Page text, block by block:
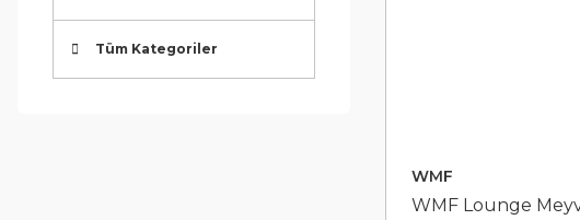
Tüm Kategoriler
WMF
WMF Lounge